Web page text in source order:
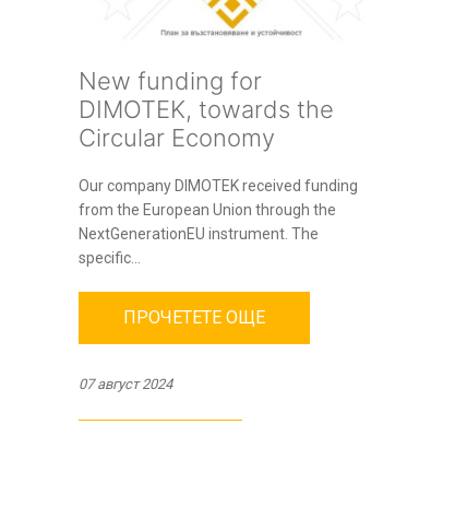
New funding for
DIMOTEK, towards the
Circular Economy
Our company DIMOTEK received funding
from the European Union through the
NextGenerationEU instrument. The
specific...
ПРОЧЕТЕТЕ ОЩЕ
07 август 2024